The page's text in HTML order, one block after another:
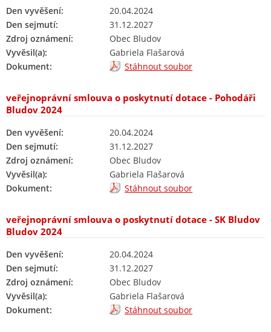
Den vyvěšení:
20.04.2024
Den sejmutí:
31.12.2027
Zdroj oznámení:
Obec Bludov
Vyvěsil(a):
Gabriela Flašarová
Dokument:
Stáhnout soubor
veřejnoprávní smlouva o poskytnutí dotace - Pohodáři
Bludov 2024
Den vyvěšení:
20.04.2024
Den sejmutí:
31.12.2027
Zdroj oznámení:
Obec Bludov
Vyvěsil(a):
Gabriela Flašarová
Dokument:
Stáhnout soubor
veřejnoprávní smlouva o poskytnutí dotace - SK Bludov
Bludov 2024
Den vyvěšení:
20.04.2024
Den sejmutí:
31.12.2027
Zdroj oznámení:
Obec Bludov
Vyvěsil(a):
Gabriela Flašarová
Dokument:
Stáhnout soubor